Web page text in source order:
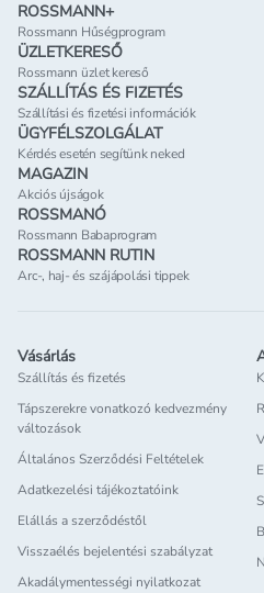
ROSSMANN+
Rossmann Hűségprogram
ÜZLETKERESŐ
Rossmann üzlet kereső
SZÁLLÍTÁS ÉS FIZETÉS
Szállítási és fizetési információk
ÜGYFÉLSZOLGÁLAT
Kérdés esetén segítünk neked
MAGAZIN
Akciós újságok
ROSSMANÓ
Rossmann Babaprogram
ROSSMANN RUTIN
Arc-, haj- és szájápolási tippek
Vásárlás
Szállítás és fizetés
Tápszerekre vonatkozó kedvezmény
változások
Általános Szerződési Feltételek
Adatkezelési tájékoztatóink
Elállás a szerződéstől
Visszaélés bejelentési szabályzat
Akadálymentességi nyilatkozat